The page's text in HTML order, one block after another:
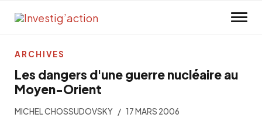
Les dangers d'une guerre nucléaire au
Moyen-Orient
MICHEL CHOSSUDOVSKY 17 MARS 2006
ARCHIVES